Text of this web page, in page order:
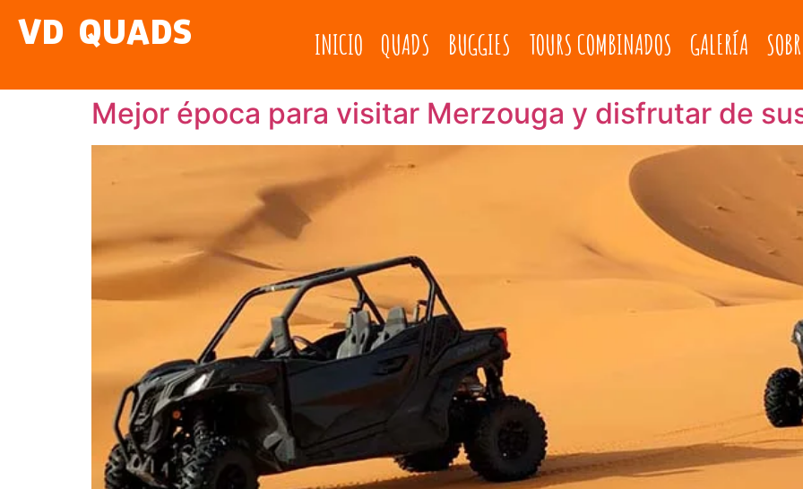
VD QUADS INICIO QUADS BUGGIES TOURS COMBINADOS GALERÍA
Mejor época para visitar Merzouga y disfrutar de